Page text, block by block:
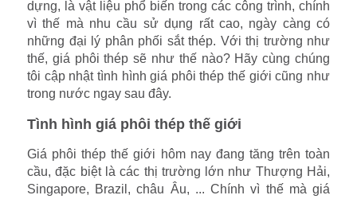
dựng, là vật liệu phổ biến trong các công trình, chính
vì thế mà nhu cầu sử dụng rất cao, ngày càng có
những đại lý phân phối sắt thép. Với thị trường như
thế, giá phôi thép sẽ như thế nào? Hãy cùng chúng
tôi cập nhật tình hình giá phôi thép thế giới cũng như
trong nước ngay sau đây.
Tình hình giá phôi thép thế giới
Giá phôi thép thế giới hôm nay đang tăng trên toàn
cầu, đặc biệt là các thị trường lớn như Thượng Hải,
Singapore, Brazil, châu Âu, ... Chính vì thế mà giá